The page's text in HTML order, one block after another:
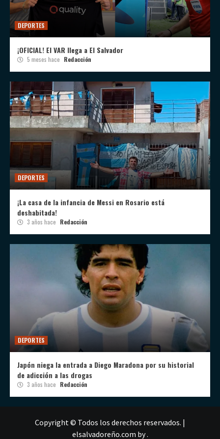
DEPORTES
¡OFICIAL! El VAR llega a El Salvador
5 meses hace Redacción
DEPORTES
¡La casa de la infancia de Messi en Rosario está
deshabitada!
3 años hace Redacción
DEPORTES
Japón niega la entrada a Diego Maradona por su historial
de adicción a las drogas
3 años hace Redacción
Copyright © Todos los derechos reservados. |
elsalvadoreño.com by .